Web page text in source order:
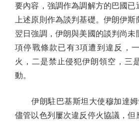
要內容，強調作為調解方的巴國已
上述原則作為談判基礎。伊朗伊
翌日強調，伊朗與美國的談判尚未
項停戰條款已有3項遭到違反，
火，二是禁止侵犯伊朗領空，三
動。
伊朗駐巴基斯坦大使穆加達姆9
儘管以色列屢次違反停火協議，但